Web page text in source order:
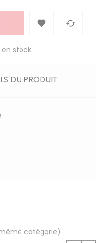
 
stock.
DU PRODUIT
catégorie)